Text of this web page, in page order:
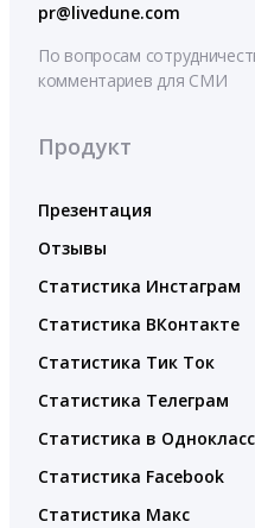
pr@livedune.com
По вопросам
комментариев для СМИ
Продукт
Презентация
Отзывы
Статистика Инстаграм
Статистика ВКонтакте
Статистика Тик Ток
Статистика Телеграм
Статистика в
Статистика Facebook
Статистика Макс